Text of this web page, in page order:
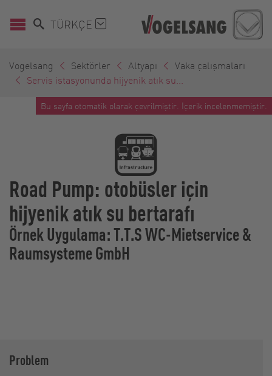
TÜRKÇE
Vogelsang Sektörler Altyapı
Vaka çalışmaları
Servis istasyonunda hijyenik atık su...
Bu sayfa otomatik olarak çevrilmiştir. İçerik incelenmemiştir.
Road Pump: otobüsler için
hijyenik atık su bertarafı
Örnek Uygulama: T.T.S WC-Mietservice &
Raumsysteme GmbH
Problem